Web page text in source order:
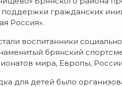
поддержки гражданских
Россия».
воспитанники
брянский
мира, Европы,
для детей было